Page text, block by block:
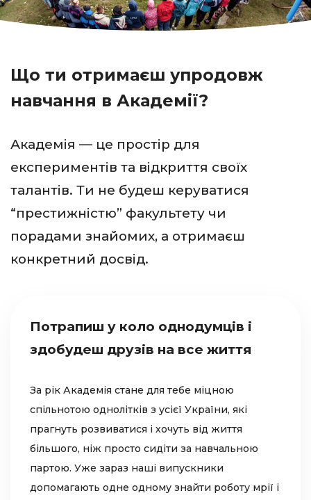
Що ти отримаєш упродовж
навчання в Академії?
Академія — це простір для
експериментів та відкриття своїх
талантів. Ти не будеш керуватися
“престижністю” факультету чи
порадами знайомих, а отримаєш
конкретний досвід.
Потрапиш у коло однодумців і
здобудеш друзів на все життя
За рік Академія стане для тебе міцною
спільнотою однолітків з усієї України, які
прагнуть розвиватися і хочуть від життя
більшого, ніж просто сидіти за навчальною
партою. Уже зараз наші випускники
допомагають одне одному знайти роботу мрії і